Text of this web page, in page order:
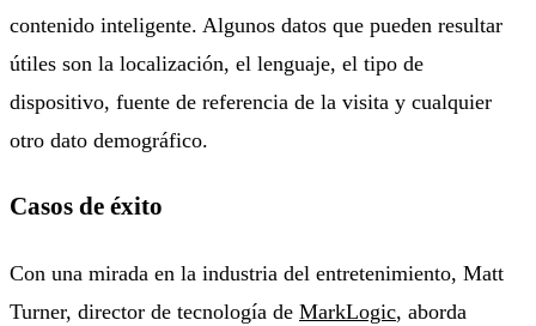
contenido inteligente. Algunos datos que pueden resultar
útiles son la localización, el lenguaje, el tipo de
dispositivo, fuente de referencia de la visita y cualquier
otro dato demográfico.
Casos de éxito
Con una mirada en la industria del entretenimiento, Matt
Turner, director de tecnología de MarkLogic, aborda